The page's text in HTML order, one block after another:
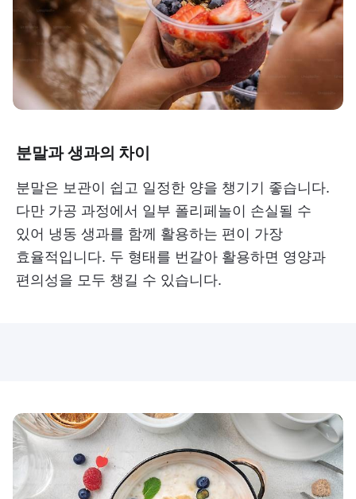
분말과 생과의 차이
분말은 보관이 쉽고 일정한 양을 챙기기 좋습니다.
다만 가공 과정에서 일부 폴리페놀이 손실될 수
있어 냉동 생과를 함께 활용하는 편이 가장
효율적입니다. 두 형태를 번갈아 활용하면 영양과
편의성을 모두 챙길 수 있습니다.